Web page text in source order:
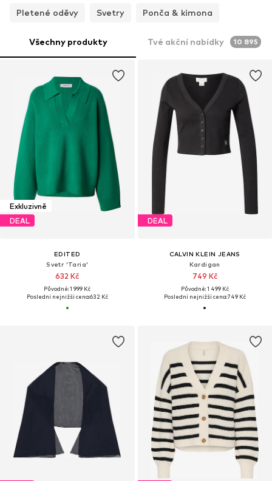
Pletené oděvy
Svetry Ponča & kimona
Všechny produkty Tvé akční nabídky 10 895
Exkluzivně
DEAL
EDITED
Svetr 'Taria'
632 Kč
Původně: 1 999 Kč
Poslední nejnižší cena:632 Kč
DEAL
CALVIN KLEIN JEANS
Kardigan
749 Kč
Původně: 1 499 Kč
Poslední nejnižší cena:749 Kč